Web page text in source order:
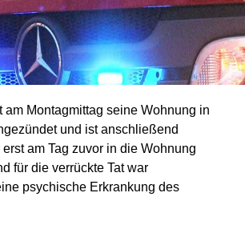
am Montagmittag seine Wohnung in
und ist anschließend
am Tag zuvor in die Wohnung
für die verrückte Tat war
psychische Erkrankung des